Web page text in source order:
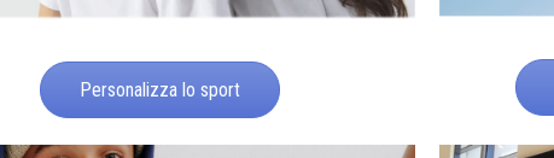
Personalizza lo sport